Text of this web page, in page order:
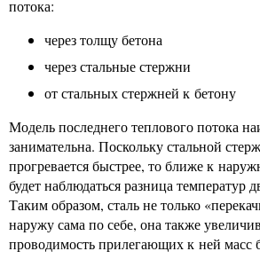
потока:
через толщу бетона
через стальные стержни
от стальных стержней к бетону
Модель последнего теплового потока
занимательна. Поскольку стальной
прогревается быстрее, то ближе к
будет наблюдаться разница температур
Таким образом, сталь не только
наружу сама по себе, она также
проводимость прилегающих к ней масс